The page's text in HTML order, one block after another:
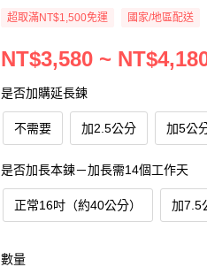
超取滿NT$1,500免運 國家/地區配送
NT$3,580 ~
是否加購延長鍊
不需要 加2.5公分 加5公
是否加長本鍊－加長需14個工作天
正常16吋（約40公分） 加7.5
數量